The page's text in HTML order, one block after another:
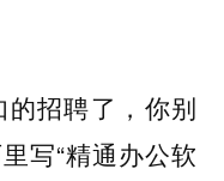
招聘了，你别
写“精通办公软